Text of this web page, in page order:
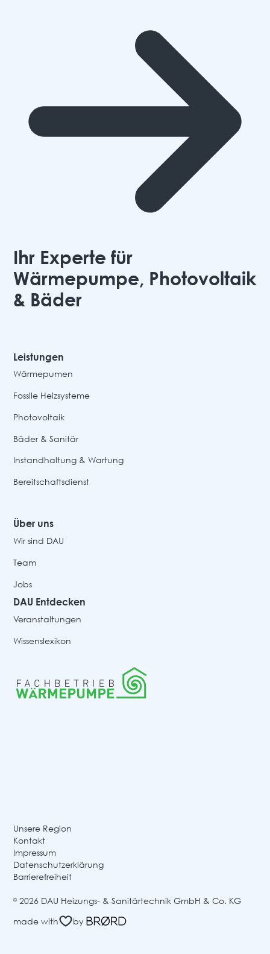
Ihr Experte für
Wärmepumpe, Photovoltaik
& Bäder
Leistungen
Wärmepumen
Fossile Heizsysteme
Photovoltaik
Bäder & Sanitär
Instandhaltung & Wartung
Bereitschaftsdienst
Über uns
Wir sind DAU
Team
Jobs
DAU Entdecken
Veranstaltungen
Wissenslexikon
© 2026 DAU Heizungs- & Sanitärtechnik GmbH & Co. KG
made with
by
Unsere Region
Kontakt
Impressum
Datenschutzerklärung
Barrierefreiheit